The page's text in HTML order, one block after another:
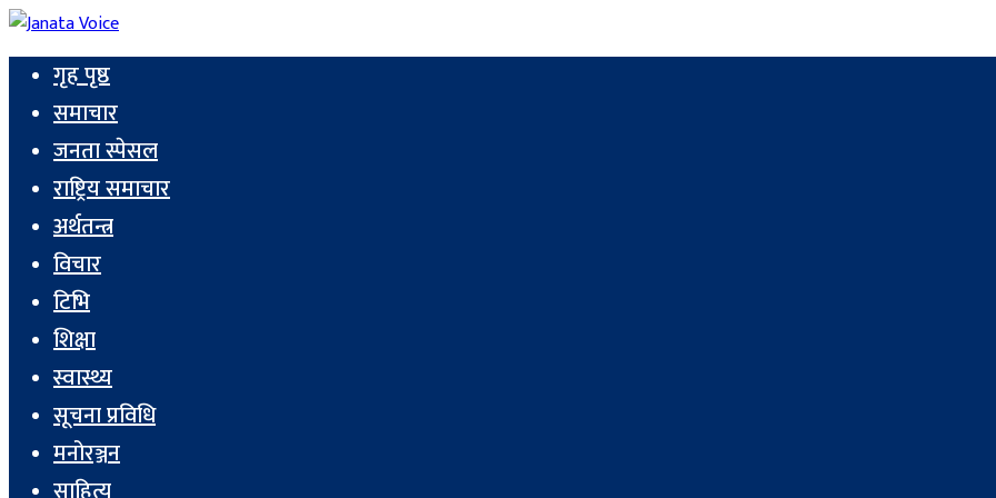
गृह पृष्ठ
समाचार
जनता स्पेसल
राष्ट्रिय समाचार
अर्थतन्त्र
विचार
टिभि
शिक्षा
स्वास्थ्य
सूचना प्रविधि
मनोरञ्जन